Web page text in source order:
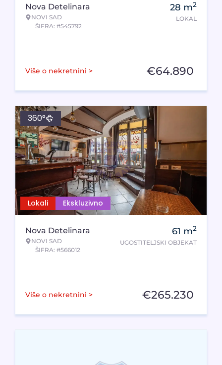
Nova Detelinara
NOVI SAD
ŠIFRA: #545792
28 m2
LOKAL
Više o nekretnini > €64.890
Lokali Ekskluzivno
360°
Nova Detelinara
NOVI SAD
ŠIFRA: #566012
61 m2
UGOSTITELJSKI OBJEKAT
Više o nekretnini > €265.230